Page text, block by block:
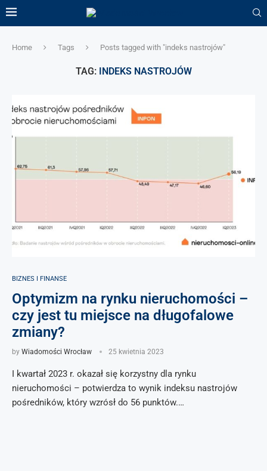
Home Tags Posts tagged with "indeks nastrojów"
TAG: INDEKS NASTROJÓW
BIZNES I FINANSE
Optymizm na rynku nieruchomości –
czy jest tu miejsce na długofalowe
zmiany?
by Wiadomości Wrocław 25 kwietnia 2023
I kwartał 2023 r. okazał się korzystny dla rynku
nieruchomości – potwierdza to wynik indeksu nastrojów
pośredników, który wzrósł do 56 punktów.…